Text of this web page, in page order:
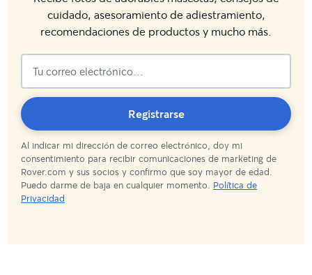
cuidado, asesoramiento de adiestramiento,
recomendaciones de productos y mucho más.
Al indicar mi dirección de correo electrónico, doy mi
consentimiento para recibir comunicaciones de marketing de
Rover.com y sus socios y confirmo que soy mayor de edad.
Puedo darme de baja en cualquier momento. Política de
Privacidad
Registrarse
¡Suscripción
completada!